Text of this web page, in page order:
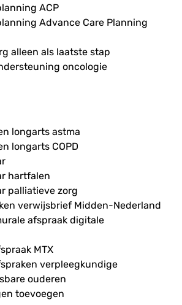
ACP
Advance Care Planning
alleen als laatste stap
oncologie
longarts astma
longarts COPD
hartfalen
palliatieve zorg
verwijsbrief Midden-Nederland
afspraak digitale
MTX
verpleegkundige
ouderen
toevoegen